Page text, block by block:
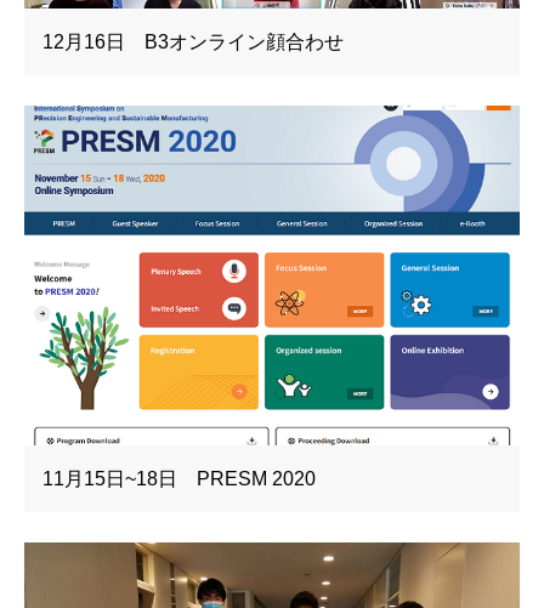
12月16日 B3オンライン顔合わせ
11月15日~18日 PRESM 2020